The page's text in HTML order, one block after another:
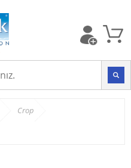
Crop